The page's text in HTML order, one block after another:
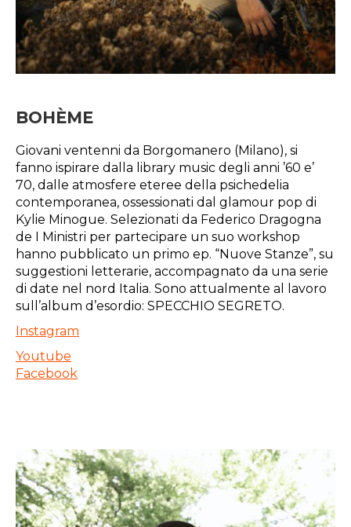
BOHÈME
Giovani ventenni da Borgomanero (Milano), si
fanno ispirare dalla library music degli anni ’60 e’
70, dalle atmosfere eteree della psichedelia
contemporanea, ossessionati dal glamour pop di
Kylie Minogue. Selezionati da Federico Dragogna
de I Ministri per partecipare un suo workshop
hanno pubblicato un primo ep. “Nuove Stanze”, su
suggestioni letterarie, accompagnato da una serie
di date nel nord Italia. Sono attualmente al lavoro
sull’album d’esordio: SPECCHIO SEGRETO.
Instagram
Youtube
Facebook